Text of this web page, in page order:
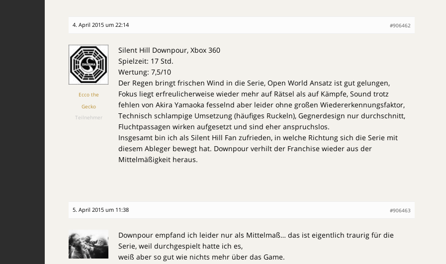
4. April 2015 um 22:14 #906462
Ecco the
Gecko
Teilnehmer
Silent Hill Downpour, Xbox 360
Spielzeit: 17 Std.
Wertung: 7,5/10
Der Regen bringt frischen Wind in die Serie, Open World Ansatz ist gut gelungen,
Fokus liegt erfreulicherweise wieder mehr auf Rätsel als auf Kämpfe, Sound trotz
fehlen von Akira Yamaoka fesselnd aber leider ohne großen Wiedererkennungsfaktor,
Technisch schlampige Umsetzung (häufiges Ruckeln), Gegnerdesign nur durchschnitt,
Fluchtpassagen wirken aufgesetzt und sind eher anspruchslos.
Insgesamt bin ich als Silent Hill Fan zufrieden, in welche Richtung sich die Serie mit
diesem Ableger bewegt hat. Downpour verhilt der Franchise wieder aus der
Mittelmäßigkeit heraus.
5. April 2015 um 11:38 #906463
Downpour empfand ich leider nur als Mittelmaß… das ist eigentlich traurig für die
Serie, weil durchgespielt hatte ich es,
weiß aber so gut wie nichts mehr über das Game.